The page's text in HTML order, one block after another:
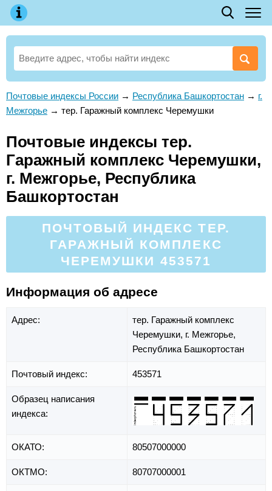
Почтовые индексы России → Республика Башкортостан → г.
Межгорье → тер. Гаражный комплекс Черемушки
Почтовые индексы тер.
Гаражный комплекс Черемушки,
г. Межгорье, Республика
Башкортостан
ПОЧТОВЫЙ ИНДЕКС ТЕР.
ГАРАЖНЫЙ КОМПЛЕКС
ЧЕРЕМУШКИ 453571
Информация об адресе
Адрес:
тер. Гаражный комплекс
Черемушки, г. Межгорье,
Республика Башкортостан
Почтовый индекс: 453571
Образец написания
индекса:
ОКАТО: 80507000000
ОКТМО: 80707000001